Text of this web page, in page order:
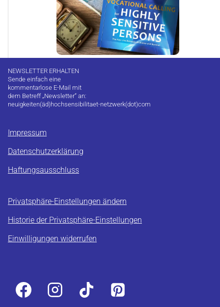
NEWSLETTER ERHALTEN
Sende einfach eine
kommentarlose E-Mail mit
dem Betreff „Newsletter“ an:
neuigkeiten(äd)hochsensibilitaet-netzwerk(dot)com
Impressum
Datenschutzerklärung
Haftungsausschluss
Privatsphäre-Einstellungen ändern
Historie der Privatsphäre-Einstellungen
Einwilligungen widerrufen